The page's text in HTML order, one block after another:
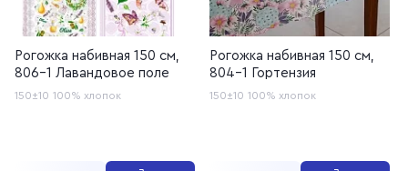
Рогожка набивная 150 см,
806-1 Лавандовое поле
150±10 100% хлопок
Рогожка набивная 150 см,
804-1 Гортензия
150±10 100% хлопок